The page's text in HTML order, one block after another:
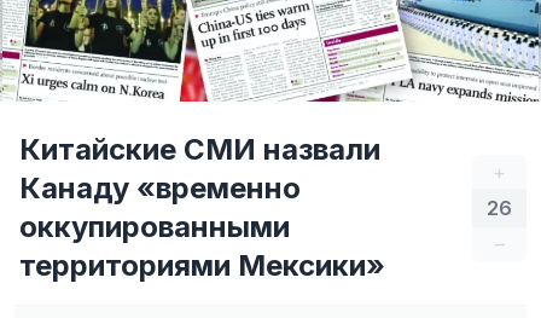
+
26
–
Китайские СМИ назвали
Канаду «временно
оккупированными
территориями Мексики»